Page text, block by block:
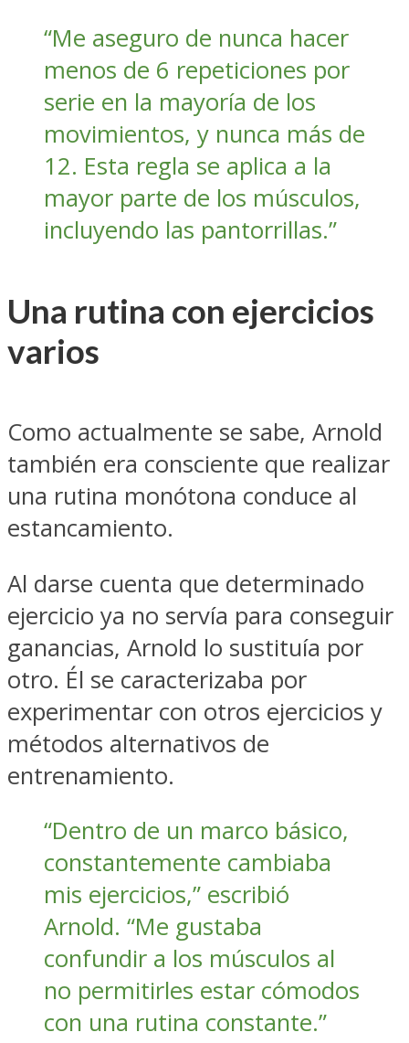
“Me aseguro de nunca hacer
menos de 6 repeticiones por
serie en la mayoría de los
movimientos, y nunca más de
12. Esta regla se aplica a la
mayor parte de los músculos,
incluyendo las pantorrillas.”
Una rutina con ejercicios
varios
Como actualmente se sabe, Arnold
también era consciente que realizar
una rutina monótona conduce al
estancamiento.
Al darse cuenta que determinado
ejercicio ya no servía para conseguir
ganancias, Arnold lo sustituía por
otro. Él se caracterizaba por
experimentar con otros ejercicios y
métodos alternativos de
entrenamiento.
“Dentro de un marco básico,
constantemente cambiaba
mis ejercicios,” escribió
Arnold. “Me gustaba
confundir a los músculos al
no permitirles estar cómodos
con una rutina constante.”